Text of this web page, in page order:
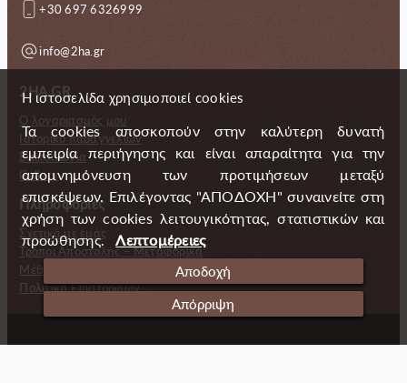
+30 697 6326999
info@2ha.gr
2HA.GR
Ο λογαριασμός μου
Ιστορικό παραγγελιών
Επικοινωνία
Gallery
Πληροφορίες
Σχετικά με εμάς
Τρόποι Αποστολής – Μεταφορικά
Μέθοδοι πληρωμής
Πολιτική Επιστροφών
Copyright (c) 2024 2 Handmade Aprons
Η ιστοσελίδα χρησιμοποιεί cookies
Τα cookies αποσκοπούν στην καλύτερη δυνατή
εμπειρία περιήγησης και είναι απαραίτητα για την
απομνημόνευση των προτιμήσεων μεταξύ
επισκέψεων. Επιλέγοντας "ΑΠΟΔΟΧΗ" συναινείτε στη
χρήση των cookies λειτουγικότητας, στατιστικών και
προώθησης.
Λεπτομέρειες
Αποδοχή
Απόρριψη